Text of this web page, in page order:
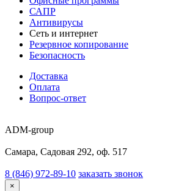
САПР
Антивирусы
Сеть и интернет
Резервное копирование
Безопасность
Доставка
Оплата
Вопрос-ответ
ADM-group
Самара, Садовая 292, оф. 517
8 (846) 972-89-10 заказать звонок
×